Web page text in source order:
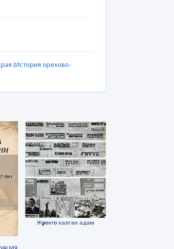
(История орехово-
Жүрөктө калган адам